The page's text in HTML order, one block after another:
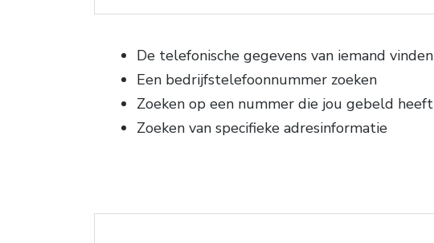
De telefonische gegevens van iemand vinden
Een bedrijfstelefoonnummer zoeken
Zoeken op een nummer die jou gebeld heeft
Zoeken van specifieke adresinformatie